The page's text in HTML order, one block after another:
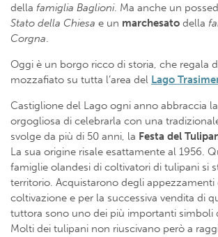
della famiglia Baglioni. Ma anche un
Stato della Chiesa e un marchesato della
Corgna.
Oggi è un borgo ricco di storia, che regala
mozzafiato su tutta l’area del Lago
Castiglione del Lago ogni anno abbraccia
orgogliosa di celebrarla con una
svolge da più di 50 anni, la Festa del
La sua origine risale esattamente al 1956.
famiglie olandesi di coltivatori di tulipani si
territorio. Acquistarono degli appezzamenti
coltivazione e per la successiva vendita di
tuttora sono uno dei più importanti simboli
Molti dei tulipani non riuscivano però a